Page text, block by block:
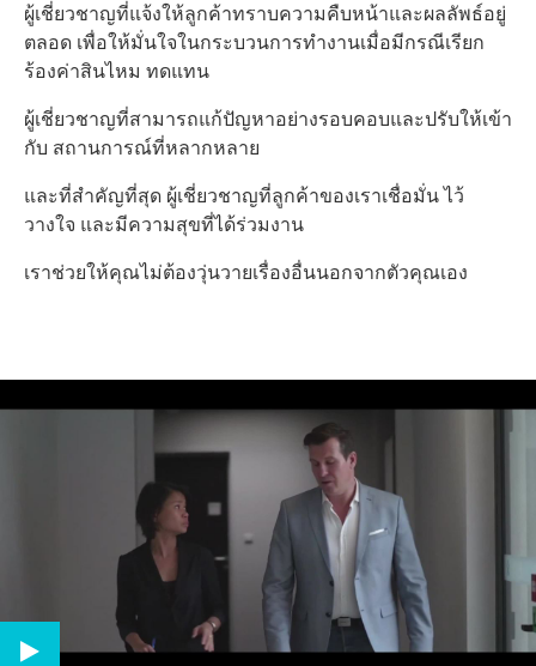
ผู้เชี่ยวชาญที่แจ้งให้ลูกค้าทราบความคืบหน้าและผลลัพธ์อยู่
ตลอด เพื่อให้มั่นใจในกระบวนการทำงานเมื่อมีกรณีเรียก
ร้องค่าสินไหม ทดแทน
ผู้เชี่ยวชาญที่สามารถแก้ปัญหาอย่างรอบคอบและปรับให้เข้า
กับ สถานการณ์ที่หลากหลาย
และที่สำคัญที่สุด ผู้เชี่ยวชาญที่ลูกค้าของเราเชื่อมั่น ไว้
วางใจ และมีความสุขที่ได้ร่วมงาน
เราช่วยให้คุณไม่ต้องวุ่นวายเรื่องอื่นนอกจากตัวคุณเอง